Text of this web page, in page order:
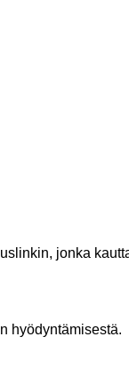
jonka
hyödyntämisestä.